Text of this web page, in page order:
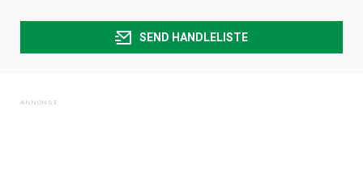
SEND HANDLELISTE